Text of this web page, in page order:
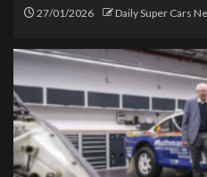
27/01/2026 Daily Super Cars